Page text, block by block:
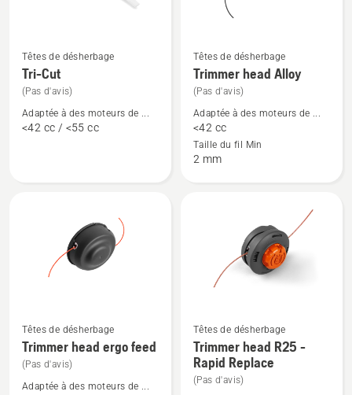
Voir
plus
de
détails
sur
Têtes de désherbage
Tri-Cut
(Pas d'avis)
Adaptée à des moteurs de ...
<42 cc / <55 cc
Voir
plus
de
détails
sur
Trimmer
Têtes de désherbage
Trimmer head Alloy
(Pas d'avis)
Adaptée à des moteurs de ...
<42 cc
Taille du fil Min
2 mm
Voir
plus
de
détails
Têtes de désherbage
Trimmer head ergo feed
(Pas d'avis)
Adaptée à des moteurs de ...
Voir
plus
de
détails
Têtes de désherbage
Trimmer head R25 -
Rapid Replace
(Pas d'avis)